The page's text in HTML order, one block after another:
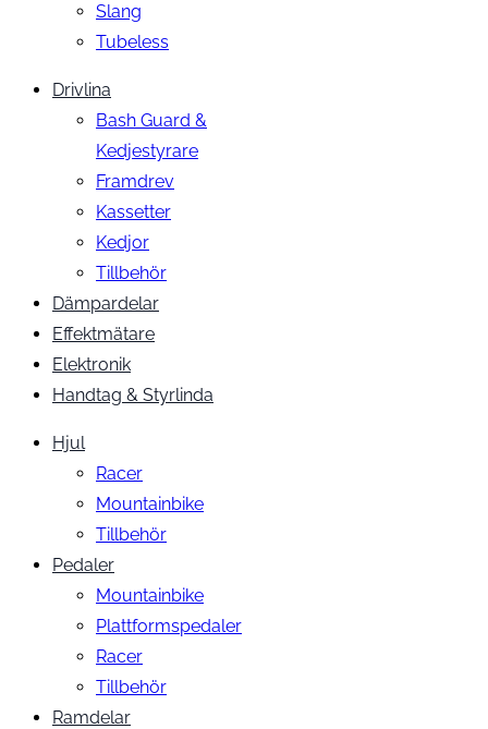
Slang
Tubeless
Drivlina
Bash Guard &
Kedjestyrare
Framdrev
Kassetter
Kedjor
Tillbehör
Dämpardelar
Effektmätare
Elektronik
Handtag & Styrlinda
Hjul
Racer
Mountainbike
Tillbehör
Pedaler
Mountainbike
Plattformspedaler
Racer
Tillbehör
Ramdelar